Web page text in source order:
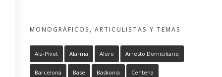
MONOGRÁFICOS, ARTICULISTAS Y TEMAS
Ala-Pívot Alarma Alero Arresto Domiciliario
Barcelona Base Baskonia Centena